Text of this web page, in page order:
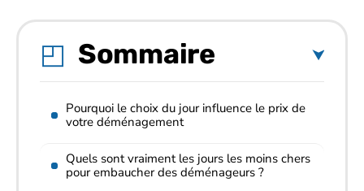
Sommaire
Pourquoi le choix du jour influence le prix de
votre déménagement
Quels sont vraiment les jours les moins chers
pour embaucher des déménageurs ?